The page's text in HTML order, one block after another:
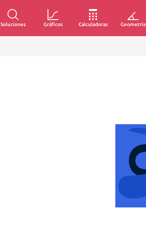
Soluciones Gráficos Calculadoras Geometría